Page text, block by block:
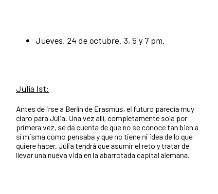
Jueves, 24 de octubre. 3, 5 y 7 pm.
Julia Ist:
Antes de irse a Berlín de Erasmus, el futuro parecía muy
claro para Júlia. Una vez allí, completamente sola por
primera vez, se da cuenta de que no se conoce tan bien a
sí misma como pensaba y que no tiene ni idea de lo que
quiere hacer. Júlia tendrá que asumir el reto y tratar de
llevar una nueva vida en la abarrotada capital alemana.